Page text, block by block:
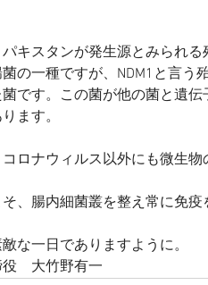
キスタンが発生源とみられ
の一種ですが、NDM1と言う
菌です。この菌が他の菌と遺
ます。
ロナウィルス以外にも微生物
、腸内細菌叢を整え常に免疫
な一日でありますように。
　大竹野有一